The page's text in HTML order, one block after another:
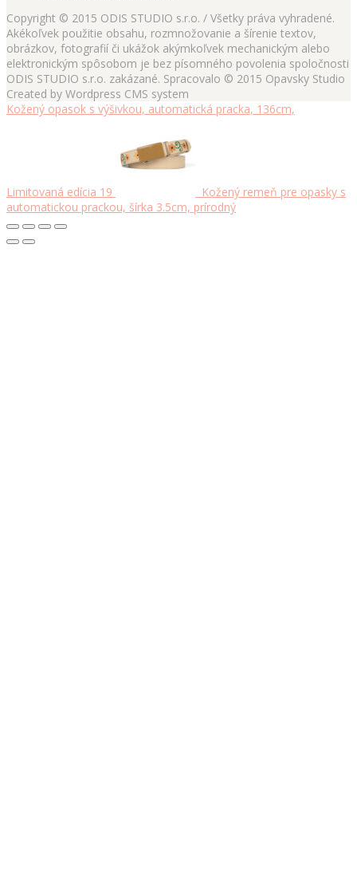
Copyright © 2015 ODIS STUDIO s.r.o. / Všetky práva vyhradené.
Akékoľvek použitie obsahu, rozmnožovanie a šírenie textov,
obrázkov, fotografií či ukážok akýmkoľvek mechanickým alebo
elektronickým spôsobom je bez písomného povolenia spoločnosti
ODIS STUDIO s.r.o. zakázané. Spracovalo © 2015 Opavsky Studio
Created by Wordpress CMS system
Kožený opasok s výšivkou, automatická pracka, 136cm,
Limitovaná edícia 19
Kožený remeň pre opasky s
automatickou prackou, šírka 3.5cm, prírodný